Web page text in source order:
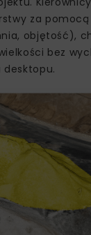
za
objętość),
bez